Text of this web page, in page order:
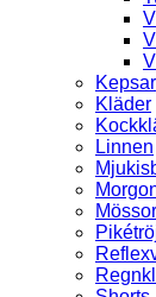
Kepsar
Kläder
Linnen
Mössor